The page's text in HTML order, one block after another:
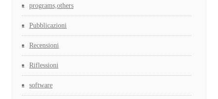
programs,others
Pubblicazioni
Recensioni
Riflessioni
software